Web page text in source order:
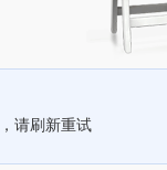
请刷新重试